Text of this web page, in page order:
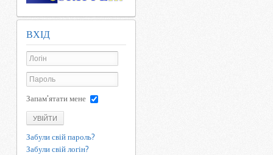
ВХІД
Запам'ятати мене
УВІЙТИ
Забули свій пароль?
Забули свій логін?